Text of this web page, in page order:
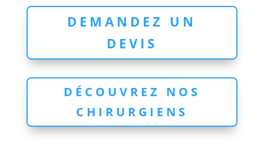
DEMANDEZ UN
DEVIS
DÉCOUVREZ NOS
CHIRURGIENS